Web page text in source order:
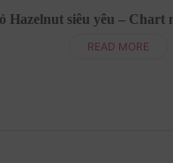
Hazelnut siêu yêu – Chart
READ MORE